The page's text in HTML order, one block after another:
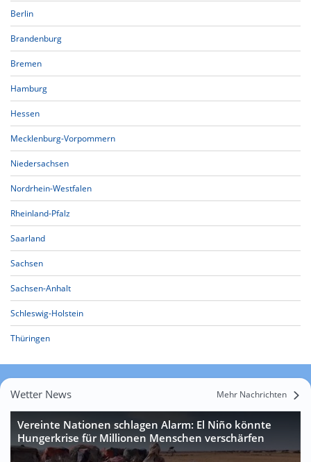
Berlin
Brandenburg
Bremen
Hamburg
Hessen
Mecklenburg-Vorpommern
Niedersachsen
Nordrhein-Westfalen
Rheinland-Pfalz
Saarland
Sachsen
Sachsen-Anhalt
Schleswig-Holstein
Thüringen
Wetter News Mehr Nachrichten
Vereinte Nationen schlagen Alarm: El Niño könnte
Hungerkrise für Millionen Menschen verschärfen